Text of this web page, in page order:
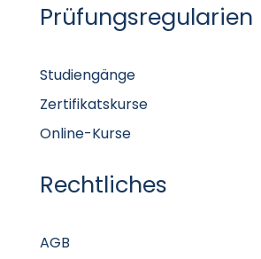
Prüfungsregularien
Studiengänge
Zertifikatskurse
Online-Kurse
Rechtliches
AGB